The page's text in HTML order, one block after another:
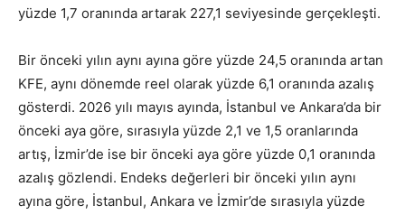
yüzde 1,7 oranında artarak 227,1 seviyesinde gerçekleşti.
Bir önceki yılın aynı ayına göre yüzde 24,5 oranında artan
KFE, aynı dönemde reel olarak yüzde 6,1 oranında azalış
gösterdi. 2026 yılı mayıs ayında, İstanbul ve Ankara’da bir
önceki aya göre, sırasıyla yüzde 2,1 ve 1,5 oranlarında
artış, İzmir’de ise bir önceki aya göre yüzde 0,1 oranında
azalış gözlendi. Endeks değerleri bir önceki yılın aynı
ayına göre, İstanbul, Ankara ve İzmir’de sırasıyla yüzde